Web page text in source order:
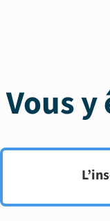
Vous y